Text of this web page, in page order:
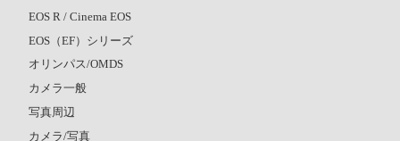
EOS R / Cinema EOS
EOS（EF）シリーズ
オリンパス/OMDS
カメラ一般
写真周辺
カメラ/写真